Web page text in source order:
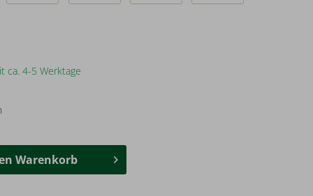
ca. 4-5 Werktage
Warenkorb